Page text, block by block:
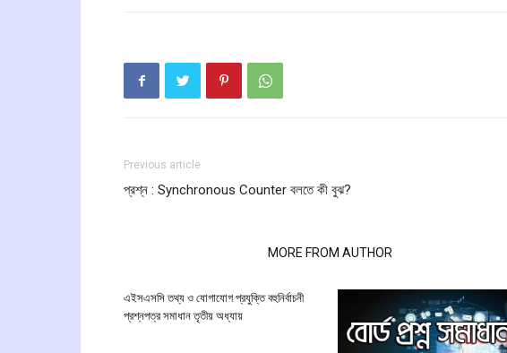
Previous article
প্রশ্ন : Synchronous Counter বলতে কী বুঝ?
MORE FROM AUTHOR
এইসএসসি তথ্য ও যোগাযোগ প্রযুক্তি বহুনির্বাচনী
প্রশ্নপত্র সমাধান তৃতীয় অধ্যায়